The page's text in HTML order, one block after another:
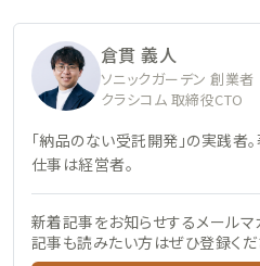
倉貫 義人
ソニックガーデン 創業者
クラシコム 取締役CTO
「納品のない受託開発」の実践者
仕事は経営者。
新着記事をお知らせするメールマ
記事も読みたい方はぜひ登録くだ